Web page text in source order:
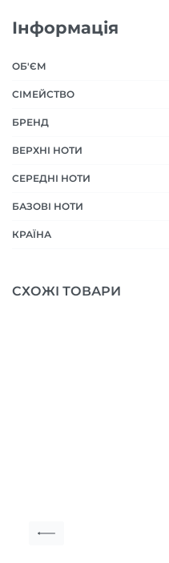
Інформація
ОБ'ЄМ
СІМЕЙСТВО
БРЕНД
ВЕРХНІ НОТИ
СЕРЕДНІ НОТИ
БАЗОВІ НОТИ
КРАЇНА
СХОЖІ ТОВАРИ